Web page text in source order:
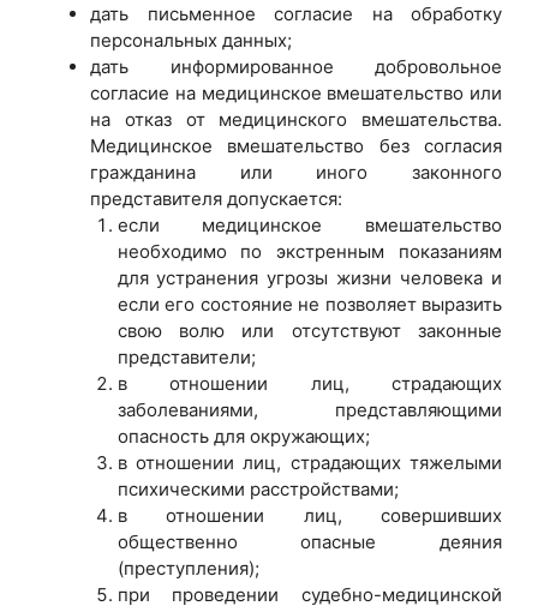
дать письменное согласие на обработку
персональных данных;
дать информированное добровольное
согласие на медицинское вмешательство или
на отказ от медицинского вмешательства.
Медицинское вмешательство без согласия
гражданина или иного законного
представителя допускается:
если медицинское вмешательство
необходимо по экстренным показаниям
для устранения угрозы жизни человека и
если его состояние не позволяет выразить
свою волю или отсутствуют законные
представители;
в отношении лиц, страдающих
заболеваниями, представляющими
опасность для окружающих;
в отношении лиц, страдающих тяжелыми
психическими расстройствами;
в отношении лиц, совершивших
общественно опасные деяния
(преступления);
при проведении судебно-медицинской